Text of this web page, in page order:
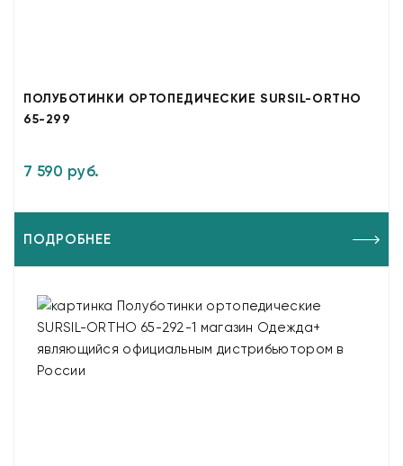
ПОЛУБОТИНКИ ОРТОПЕДИЧЕСКИЕ SURSIL-ORTHO
65-299
7 590 руб.
ПОДРОБНЕЕ